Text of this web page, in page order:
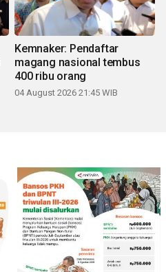
Kemnaker: Pendaftar
magang nasional tembus
400 ribu orang
04 August 2026 21:45 WIB